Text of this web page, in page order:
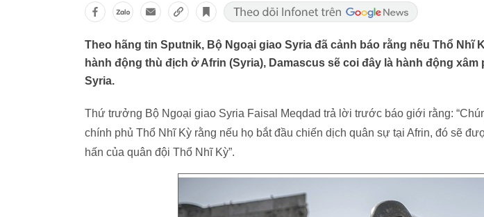
Theo hãng tin Sputnik, Bộ Ngoại giao Syria đã cảnh báo rằng nếu Thổ Nhĩ
hành động thù địch ở Afrin (Syria), Damascus sẽ coi đây là hành động xâm
Syria.
Thứ trưởng Bộ Ngoại giao Syria Faisal Meqdad trả lời trước báo giới rằng:
chính phủ Thổ Nhĩ Kỳ rằng nếu họ bắt đầu chiến dịch quân sự tại Afrin, đó sẽ
hấn của quân đội Thổ Nhĩ Kỳ”.